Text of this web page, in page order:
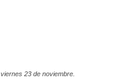
23 de noviembre.